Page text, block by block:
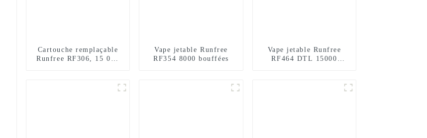
Cartouche remplaçable
Runfree RF306, 15 000
Vape jetable Runfree
RF354 8000 bouffées
Vape jetable Runfree
RF464 DTL 15000